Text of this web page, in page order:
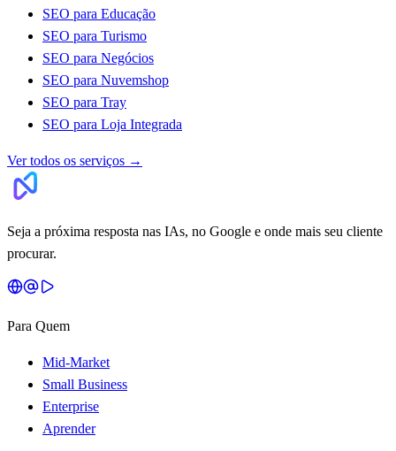
SEO para Educação
SEO para Turismo
SEO para Negócios
SEO para Nuvemshop
SEO para Tray
SEO para Loja Integrada
Ver todos os serviços →
Seja a próxima resposta nas IAs, no Google e onde mais seu cliente
procurar.
Para Quem
Mid-Market
Small Business
Enterprise
Aprender